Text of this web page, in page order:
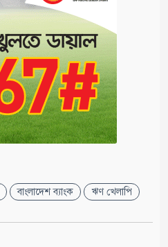
বাংলাদেশ ব্যাংক ঋণ খেলাপি